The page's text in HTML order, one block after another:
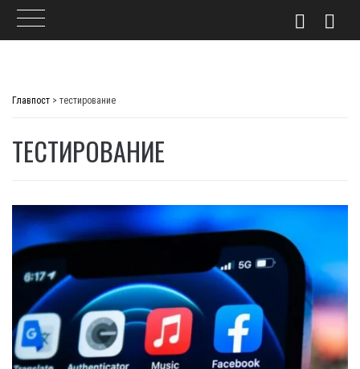
Главпост > тестирование
ТЕСТИРОВАНИЕ